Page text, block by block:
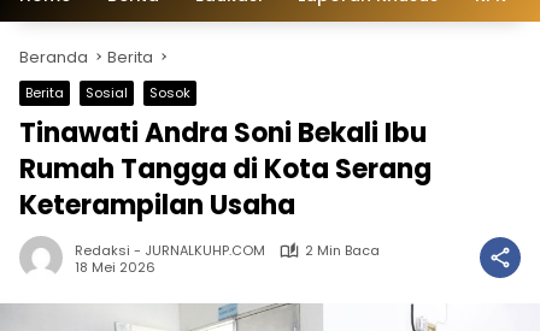
Beranda Berita
Berita Sosial Sosok
Tinawati Andra Soni Bekali Ibu
Rumah Tangga di Kota Serang
Keterampilan Usaha
Redaksi - JURNALKUHP.COM
2 Min Baca
18 Mei 2026